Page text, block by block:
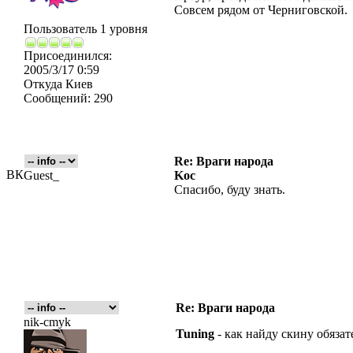
ВК
Пользователь 1 уровня
Присоединился:
2005/3/17 0:59
Откуда Киев
Сообщений: 290
Совсем рядом от Черниговской.
Re: Враги народа
Guest_
Koc
Спасибо, буду знать.
Re: Враги народа
nik-cmyk
Tuning - как найду скину